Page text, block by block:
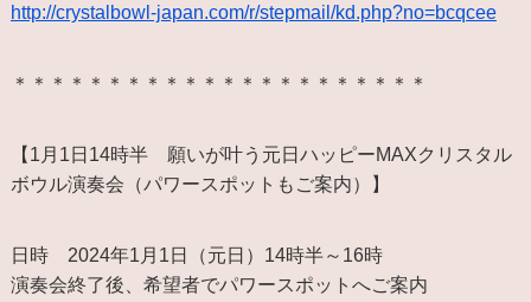
http://crystalbowl-japan.com/r/stepmail/kd.php?no=bcqcee
＊＊＊＊＊＊＊＊＊＊＊＊＊＊＊＊＊＊＊＊＊＊
【1月1日14時半 願いが叶う元日ハッピーMAXクリスタル
ボウル演奏会（パワースポットもご案内）】
日時 2024年1月1日（元日）14時半～16時
演奏会終了後、希望者でパワースポットへご案内